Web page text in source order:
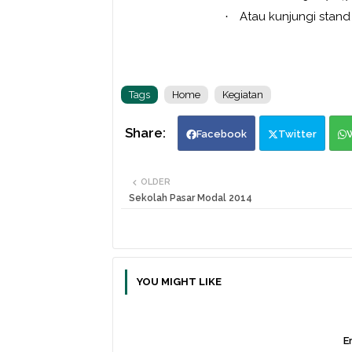
· Atau kunjungi
Tags Home Kegiatan
Facebook Twitter
OLDER
Sekolah Pasar Modal 2014
YOU MIGHT LIKE